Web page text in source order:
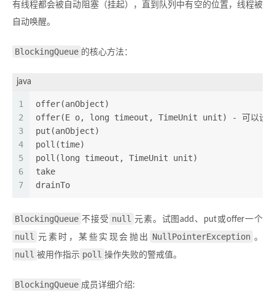
有线程都会被自动阻塞（挂起），直到队列中有空的位置，线程被
自动唤醒。
BlockingQueue 的核心方法：
java
1
2
3
4
5
6
7
offer(E o,
BlockingQueue 不接受 null 元素。试图add、put或offer一个
null 元素时，某些实现会抛出 NullPointerException 。
null 被用作指示 poll 操作失败的警戒值。
BlockingQueue 成员详细介绍: